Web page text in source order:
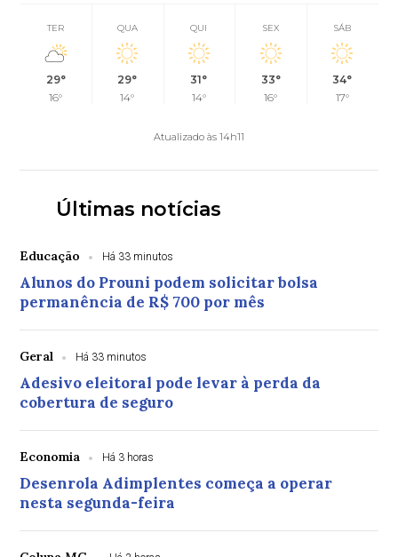
TER
29°
16°
QUA
29°
14°
QUI
31°
14°
SEX
33°
16°
SÁB
34°
17°
Atualizado às 14h11
Últimas notícias
Educação Há 33 minutos
Alunos do Prouni podem solicitar bolsa
permanência de R$ 700 por mês
Geral Há 33 minutos
Adesivo eleitoral pode levar à perda da
cobertura de seguro
Economia Há 3 horas
Desenrola Adimplentes começa a operar
nesta segunda-feira